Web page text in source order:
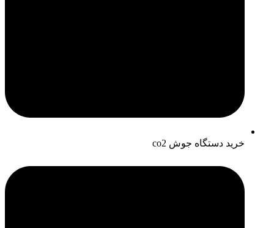
خرید دستگاه جوش co2